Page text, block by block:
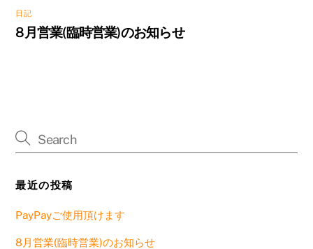
日記
8月営業(臨時営業)のお知らせ
最近の投稿
PayPayご使用頂けます
8月営業(臨時営業)のお知らせ